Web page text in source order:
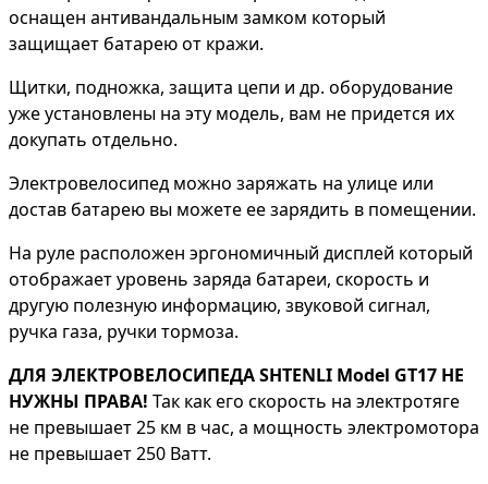
оснащен антивандальным замком который
защищает батарею от кражи.
Щитки, подножка, защита цепи и др. оборудование
уже установлены на эту модель, вам не придется их
докупать отдельно.
Электровелосипед можно заряжать на улице или
достав батарею вы можете ее зарядить в помещении.
На руле расположен эргономичный дисплей который
отображает уровень заряда батареи, скорость и
другую полезную информацию, звуковой сигнал,
ручка газа, ручки тормоза.
ДЛЯ ЭЛЕКТРОВЕЛОСИПЕДА SHTENLI Model GT17 НЕ
НУЖНЫ ПРАВА! Так как его скорость на электротяге
не превышает 25 км в час, а мощность электромотора
не превышает 250 Ватт.